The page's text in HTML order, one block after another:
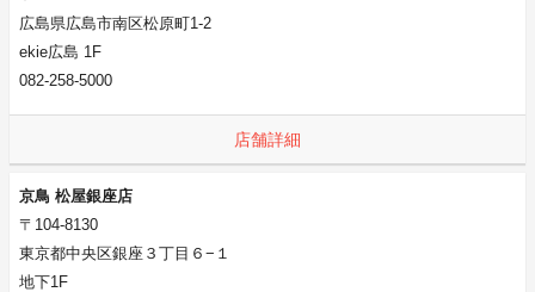
広島県広島市南区松原町1-2
ekie広島 1F
082-258-5000
店舗詳細
京鳥 松屋銀座店
〒104-8130
東京都中央区銀座３丁目６−１
地下1F